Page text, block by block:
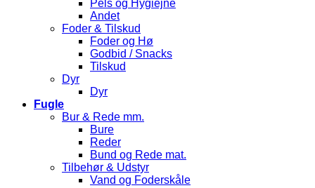
Pels og Hygiejne
Andet
Foder & Tilskud
Foder og Hø
Godbid / Snacks
Tilskud
Dyr
Dyr
Fugle
Bur & Rede mm.
Bure
Reder
Bund og Rede mat.
Tilbehør & Udstyr
Vand og Foderskåle